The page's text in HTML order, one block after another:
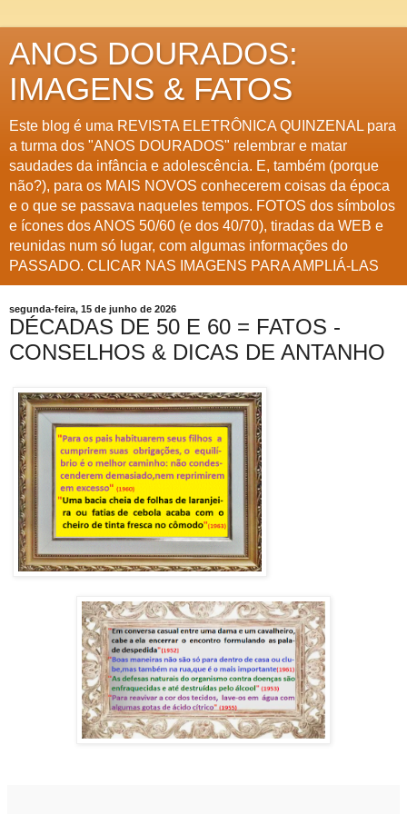
ANOS DOURADOS:
IMAGENS & FATOS
Este blog é uma REVISTA ELETRÔNICA QUINZENAL para
a turma dos "ANOS DOURADOS" relembrar e matar
saudades da infância e adolescência. E, também (porque
não?), para os MAIS NOVOS conhecerem coisas da época
e o que se passava naqueles tempos. FOTOS dos símbolos
e ícones dos ANOS 50/60 (e dos 40/70), tiradas da WEB e
reunidas num só lugar, com algumas informações do
PASSADO. CLICAR NAS IMAGENS PARA AMPLIÁ-LAS
segunda-feira, 15 de junho de 2026
DÉCADAS DE 50 E 60 = FATOS -
CONSELHOS & DICAS DE ANTANHO